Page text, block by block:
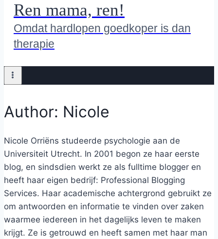
Ren mama, ren!
Omdat hardlopen goedkoper is dan
therapie
Author: Nicole
Nicole Orriëns studeerde psychologie aan de
Universiteit Utrecht. In 2001 begon ze haar eerste
blog, en sindsdien werkt ze als fulltime blogger en
heeft haar eigen bedrijf: Professional Blogging
Services. Haar academische achtergrond gebruikt ze
om antwoorden en informatie te vinden over zaken
waarmee iedereen in het dagelijks leven te maken
krijgt. Ze is getrouwd en heeft samen met haar man